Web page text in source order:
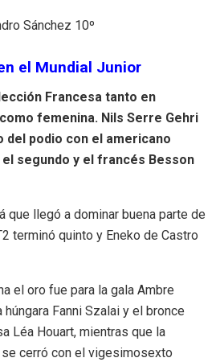
Sánchez 10º
el Mundial Junior
Francesa tanto en
femenina. Nils Serre Gehri
del podio con el americano
segundo y el francés Besson
que llegó a dominar buena parte de
terminó quinto y Eneko de Castro
el oro fue para la gala Ambre
Fanni Szalai y el bronce
Léa Houart, mientras que la
cerró con el vigesimosexto